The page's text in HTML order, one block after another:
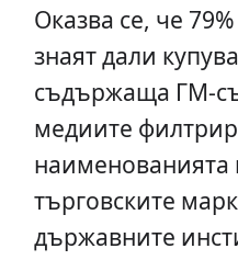
Оказва се, че
знаят дали
съдържаща ГМ-
медиите
търговските
държавните